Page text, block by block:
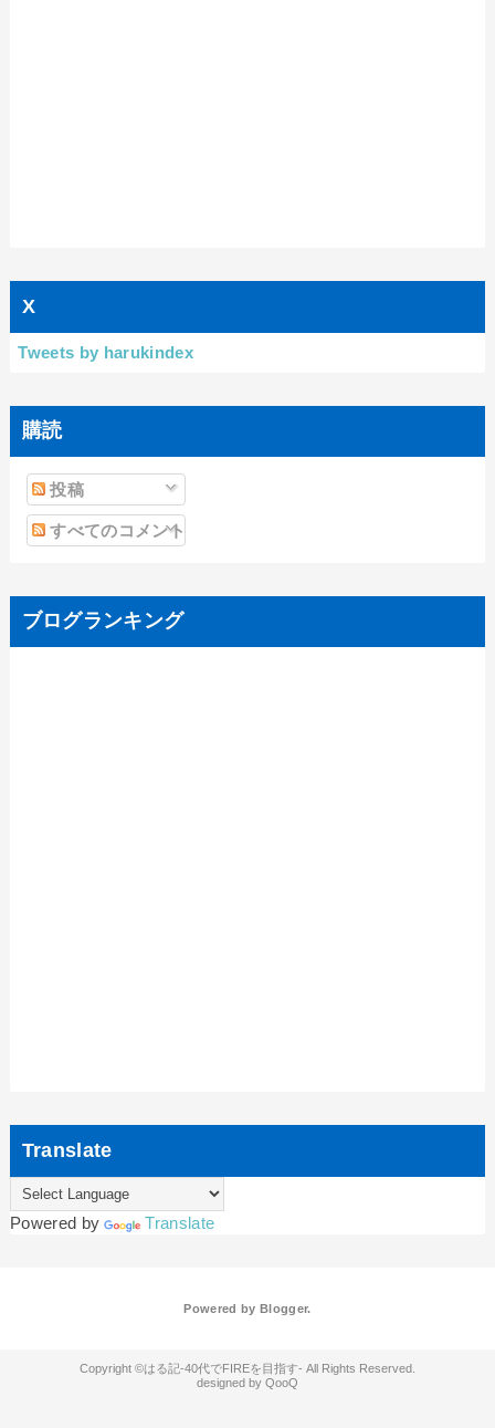
X
Tweets by harukindex
購読
投稿
すべてのコメント
ブログランキング
Translate
Powered by Translate
Powered by Blogger.
はる記-40代でFIREを目指す-
QooQ